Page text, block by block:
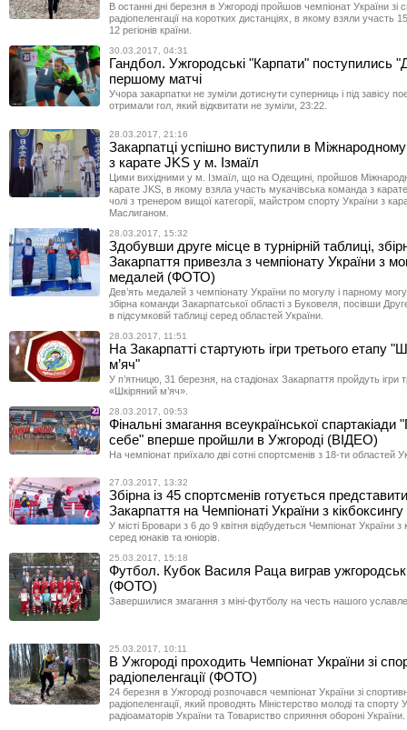
В останні дні березня в Ужгороді пройшов чемпіонат України зі
радіопеленгації на коротких дистанціях, в якому взяли участь
12 регіонів країни.
30.03.2017, 04:31
Гандбол. Ужгородські "Карпати" поступились
першому матчі
Учора закарпатки не зуміли дотиснути суперниць і під завісу
отримали гол, який відквитати не зуміли, 23:22.
28.03.2017, 21:16
Закарпатці успішно виступили в Міжнародному
з карате JKS у м. Ізмаїл
Цими вихідними у м. Ізмаїл, що на Одещині, пройшов
карате JKS, в якому взяла участь мукачівська команда з
чолі з тренером вищої категорії, майстром спорту України з
Маслиганом.
28.03.2017, 15:32
Здобувши друге місце в турнірній таблиці,
Закарпаття привезла з чемпіонату України з
медалей (ФОТО)
Дев’ять медалей з чемпіонату України по могулу і парному
збірна команди Закарпатської області з Буковеля, посівши
в підсумковій таблиці серед областей України.
28.03.2017, 11:51
На Закарпатті стартують ігри третього етапу
м’яч"
У п’ятницю, 31 березня, на стадіонах Закарпаття пройдуть ігри
«Шкіряний м’яч».
28.03.2017, 09:53
Фінальні змагання всеукраїнської спартакіади
себе" вперше пройшли в Ужгороді (ВІДЕО)
На чемпіонат приїхало дві сотні спортсменів з 18-ти областей
27.03.2017, 13:32
Збірна із 45 спортсменів готується представити
Закарпаття на Чемпіонаті України з
У місті Бровари з 6 до 9 квітня відбудеться Чемпіонат України з
серед юнаків та юніорів.
25.03.2017, 15:18
Футбол. Кубок Василя Раца виграв
(ФОТО)
Завершилися змагання з міні-футболу на честь нашого
25.03.2017, 10:11
В Ужгороді проходить Чемпіонат України зі
радіопеленгації (ФОТО)
24 березня в Ужгороді розпочався чемпіонат України зі
радіопеленгації, який проводять Міністерство молоді та спорту
радіоаматорів України та Товариство сприяння обороні України.